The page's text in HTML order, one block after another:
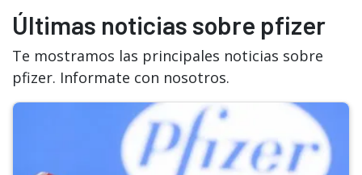
Últimas noticias sobre pfizer
Te mostramos las principales noticias sobre
pfizer. Informate con nosotros.